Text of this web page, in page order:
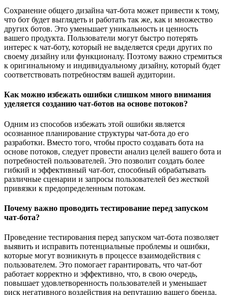
Сохранение общего дизайна чат-бота может привести к тому,
что бот будет выглядеть и работать так же, как и множество
других ботов. Это уменьшает уникальность и ценность
вашего продукта. Пользователи могут быстро потерять
интерес к чат-боту, который не выделяется среди других по
своему дизайну или функционалу. Поэтому важно стремиться
к оригинальному и индивидуальному дизайну, который будет
соответствовать потребностям вашей аудитории.
Как можно избежать ошибки слишком много внимания
уделяется созданию чат-ботов на основе потоков?
Одним из способов избежать этой ошибки является
осознанное планирование структуры чат-бота до его
разработки. Вместо того, чтобы просто создавать бота на
основе потоков, следует провести анализ целей вашего бота и
потребностей пользователей. Это позволит создать более
гибкий и эффективный чат-бот, способный обрабатывать
различные сценарии и запросы пользователей без жесткой
привязки к предопределенным потокам.
Почему важно проводить тестирование перед запуском
чат-бота?
Проведение тестирования перед запуском чат-бота позволяет
выявить и исправить потенциальные проблемы и ошибки,
которые могут возникнуть в процессе взаимодействия с
пользователем. Это помогает гарантировать, что чат-бот
работает корректно и эффективно, что, в свою очередь,
повышает удовлетворенность пользователей и уменьшает
риск негативного воздействия на репутацию вашего бренда.